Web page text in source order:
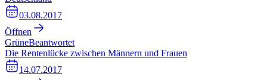
03.08.2017
Öffnen
GrüneBeantwortet
Die Rentenlücke zwischen Männern und Frauen
14.07.2017